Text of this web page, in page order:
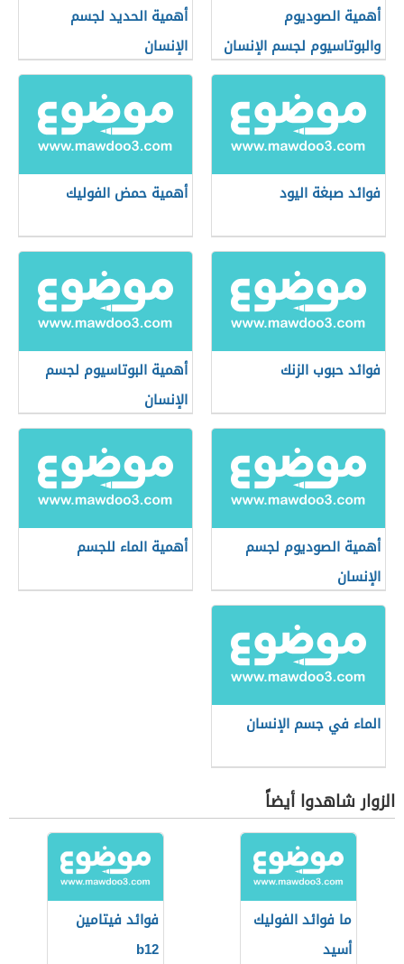
أهمية الصوديوم
والبوتاسيوم لجسم الإنسان
أهمية الحديد لجسم
الإنسان
فوائد صبغة اليود أهمية حمض الفوليك
فوائد حبوب الزنك
أهمية البوتاسيوم لجسم
الإنسان
أهمية الصوديوم لجسم
الإنسان
أهمية الماء للجسم
الماء في جسم الإنسان
الزوار شاهدوا أيضاً
ما فوائد الفوليك
أسيد
فوائد فيتامين
b12